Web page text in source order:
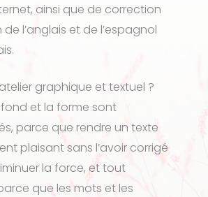
ainsi que de correction
l’anglais et de l’espagnol
graphique et textuel ?
et la forme sont
parce que rendre un texte
plaisant sans l’avoir corrigé
la force, et tout
que les mots et les